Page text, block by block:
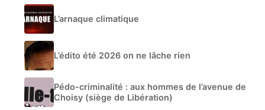
L’arnaque climatique
L’édito été 2026 on ne lâche rien
Pédo-criminalité : aux hommes de l’avenue de
Choisy (siège de Libération)